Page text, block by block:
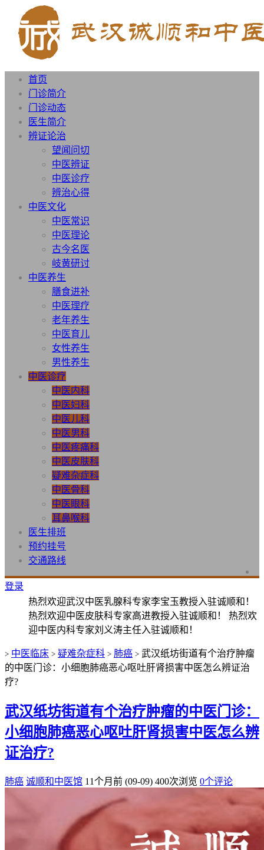
首页
门诊简介
门诊动态
医生简介
辨证论治
望闻问切
中医辨证
中医诊疗
辨治心得
中医文化
中医常识
中医理论
古今名医
岐黄研讨
中医养生
膳食进补
中医理疗
老年养生
中医育儿
女性养生
男性养生
中医诊疗
中医内科
中医妇科
中医儿科
中医男科
中医疼痛科
中医皮肤科
疑难杂症科
中医骨科
中医眼科
耳鼻喉科
医生排班
预约挂号
交通路线
登录
热烈欢迎武汉中医乳腺科专家李宝玉教授入驻诚顺和！
热烈欢迎中医皮肤科专家高进教授入驻诚顺和！ 热烈欢
迎中医内科专家刘义涛主任入驻诚顺和！
> 中医临床 > 疑难杂症科 > 肺癌 > 武汉纸坊街道有个治疗肿瘤
的中医门诊：小细胞肺癌恶心呕吐肝肾损害中医怎么辨证治
疗?
武汉纸坊街道有个治疗肿瘤的中医门诊：
小细胞肺癌恶心呕吐肝肾损害中医怎么辨
证治疗?
肺癌 诚顺和中医馆 11个月前 (09-09) 400次浏览 0个评论